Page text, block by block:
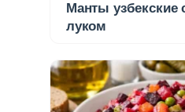
Манты узбекские
луком